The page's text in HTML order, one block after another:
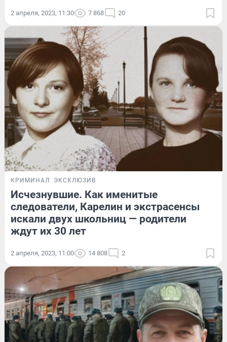
2 апреля, 2023, 11:30 7 868 20
КРИМИНАЛ ЭКСКЛЮЗИВ
Исчезнувшие. Как именитые
следователи, Карелин и экстрасенсы
искали двух школьниц — родители
ждут их 30 лет
2 апреля, 2023, 11:00 14 808 2